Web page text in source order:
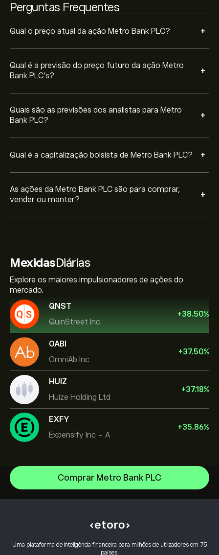
Perguntas Frequentes
Qual o preço atual da ação Metro Bank PLC? +
Qual é a previsão do preço futuro da ação Metro
Bank PLC’s?
+
Quais são as previsões dos analistas para Metro
Bank PLC?
+
Qual é a capitalização bolsista de Metro Bank PLC? +
As ações da Metro Bank PLC são para comprar,
vender ou manter?
+
Compra moderada.
MexidasDiárias
Explore os maiores impulsionadores de ações do
mercado.
QNST
QuinStreet Inc
+38.50%
OABI
OmniAb Inc
+37.50%
HUIZ
Huize Holding Ltd
+37.18%
EXFY
Expensify Inc - A
+35.86%
Comprar Metro Bank PLC
Uma plataforma de inteligência financeira para milhões de utilizadores em 75
países.
Celestica Inc
Centro de ajuda
Como efetuar levantamentos
Abrir conta
Como funciona o CopyTrading
O que é a Alavancagem & Margem
Porquê escolher o eToro